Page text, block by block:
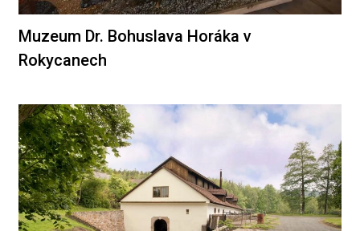
Muzeum Dr. Bohuslava Horáka v
Rokycanech